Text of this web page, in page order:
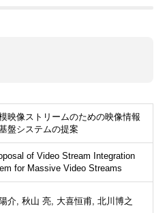
映像ストリームのための映像情報
盤システムの提案
of Video Stream Integration
for Massive Video Streams
介, 秋山 亮, 大喜恒甫, 北川博之